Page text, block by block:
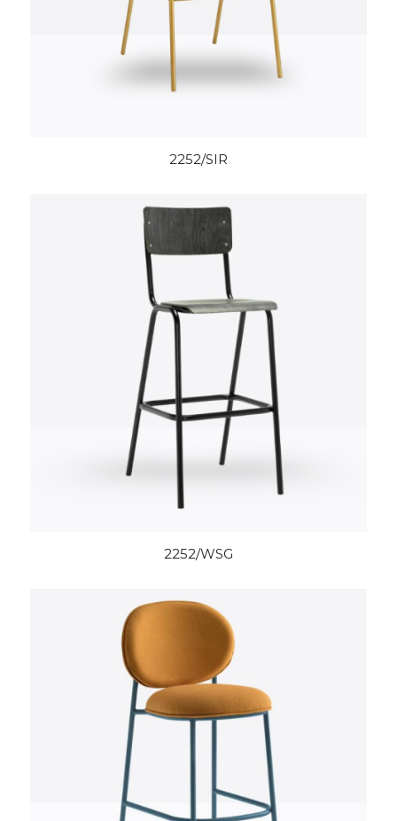
2252/SIR
2252/WSG